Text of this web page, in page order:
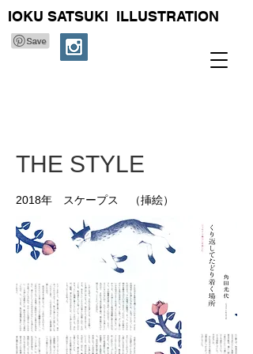
IOKU SATSUKI ILLUSTRATION
THE STYLE
2018年 スケープス （挿絵）